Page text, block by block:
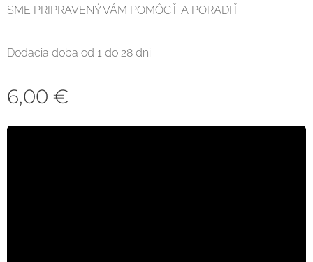
SME PRIPRAVENÝ VÁM POMÔCŤ A PORADIŤ
Dodacia doba od 1 do 28 dni
6,00 €